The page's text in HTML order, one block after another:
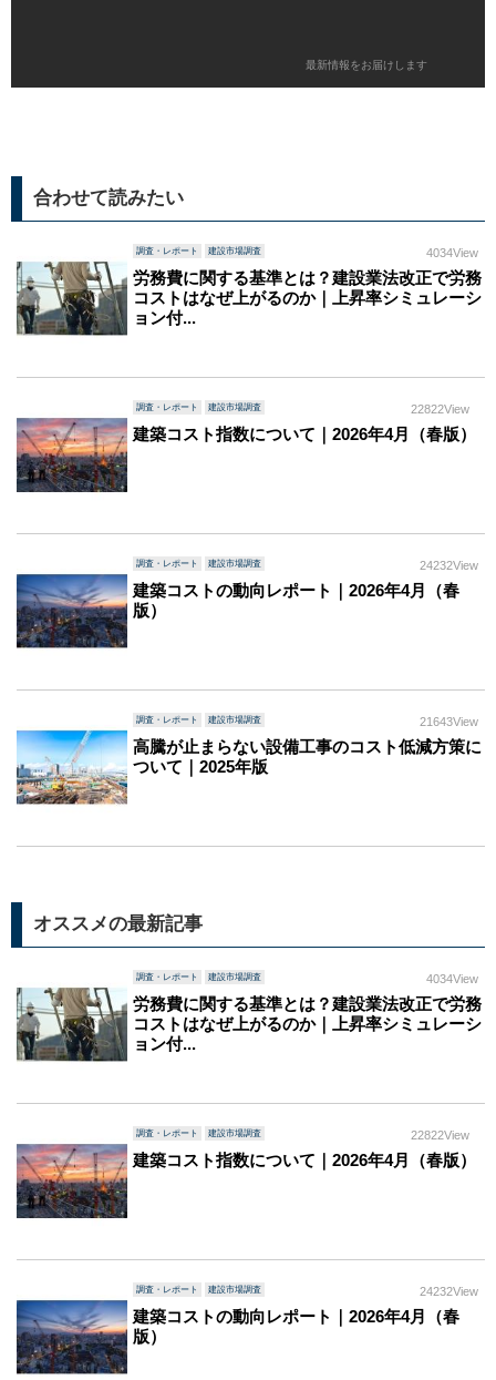
最新情報をお届けします
合わせて読みたい
調査・レポート 建設市場調査 4034View
労務費に関する基準とは？建設業法改正で労務
コストはなぜ上がるのか｜上昇率シミュレーシ
ョン付...
調査・レポート 建設市場調査 22822View
建築コスト指数について｜2026年4月（春版）
調査・レポート 建設市場調査 24232View
建築コストの動向レポート｜2026年4月（春
版）
調査・レポート 建設市場調査 21643View
高騰が止まらない設備工事のコスト低減方策に
ついて｜2025年版
オススメの最新記事
調査・レポート 建設市場調査 4034View
労務費に関する基準とは？建設業法改正で労務
コストはなぜ上がるのか｜上昇率シミュレーシ
ョン付...
調査・レポート 建設市場調査 22822View
建築コスト指数について｜2026年4月（春版）
調査・レポート 建設市場調査 24232View
建築コストの動向レポート｜2026年4月（春
版）